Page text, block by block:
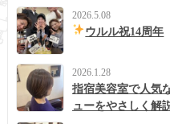
2026.5.08
ウルル祝14周年
2026.1.28
指宿美容室で人気
ューをやさしく解